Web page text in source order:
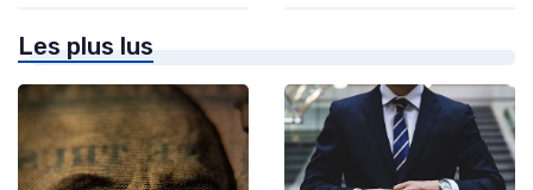
Les plus lus